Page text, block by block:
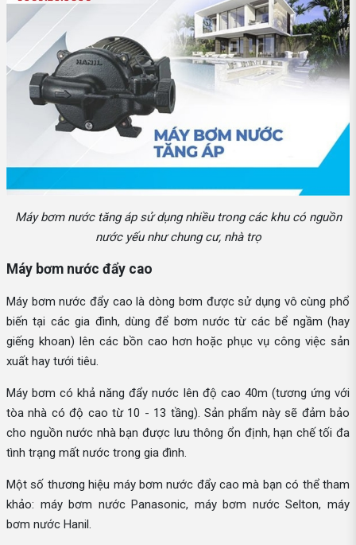
Máy bơm nước tăng áp sử dụng nhiều trong các khu có nguồn
nước yếu như chung cư, nhà trọ
Máy bơm nước đẩy cao
Máy bơm nước đẩy cao là dòng bơm được sử dụng vô cùng phổ
biến tại các gia đình, dùng để bơm nước từ các bể ngầm (hay
giếng khoan) lên các bồn cao hơn hoặc phục vụ công việc sản
xuất hay tưới tiêu.
Máy bơm có khả năng đẩy nước lên độ cao 40m (tương ứng với
tòa nhà có độ cao từ 10 - 13 tầng). Sản phẩm này sẽ đảm bảo
cho nguồn nước nhà bạn được lưu thông ổn định, hạn chế tối đa
tình trạng mất nước trong gia đình.
Một số thương hiệu máy bơm nước đẩy cao mà bạn có thể tham
khảo: máy bơm nước Panasonic, máy bơm nước Selton, máy
bơm nước Hanil.